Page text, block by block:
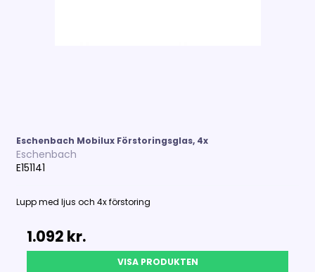
Eschenbach Mobilux Förstoringsglas, 4x
Eschenbach
E151141
Lupp med ljus och 4x förstoring
1.092 kr.
VISA PRODUKTEN